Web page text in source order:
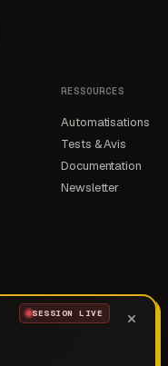
×
SESSION LIVE
RESSOURCES
Automatisations
Tests & Avis
Documentation
Newsletter